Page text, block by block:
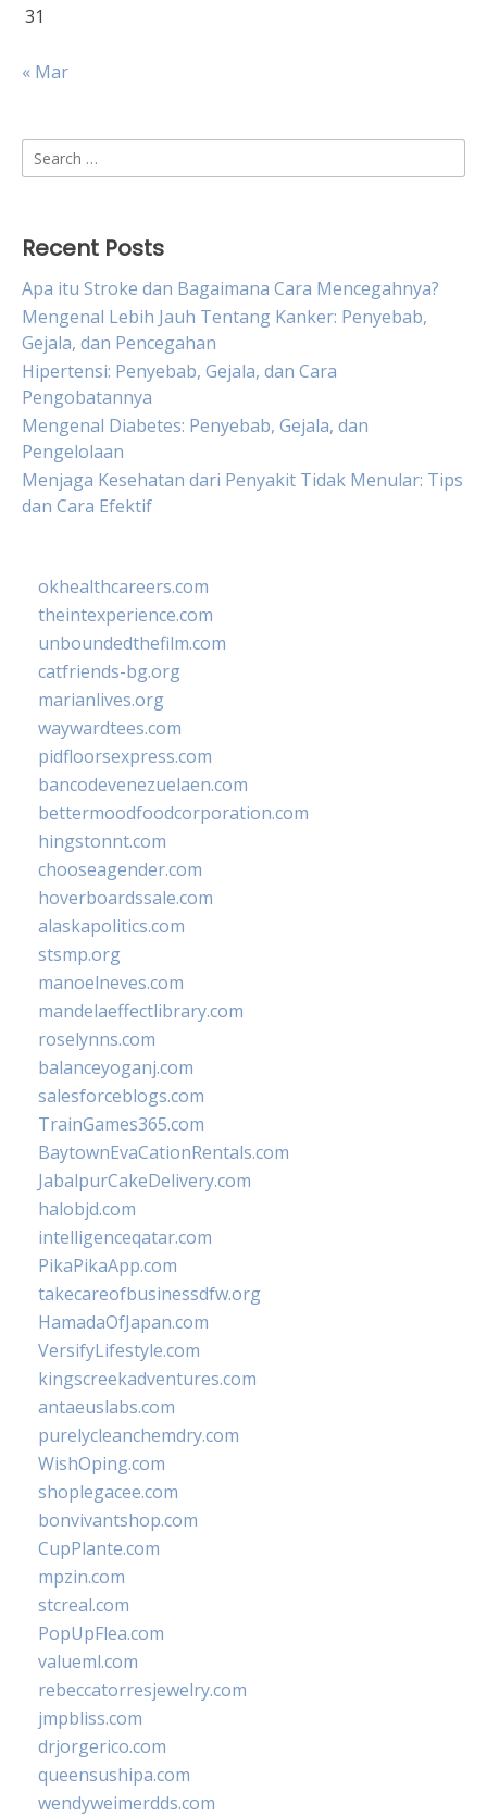
31
« Mar
Search
for:
Recent Posts
Apa itu Stroke dan Bagaimana Cara Mencegahnya?
Mengenal Lebih Jauh Tentang Kanker: Penyebab,
Gejala, dan Pencegahan
Hipertensi: Penyebab, Gejala, dan Cara
Pengobatannya
Mengenal Diabetes: Penyebab, Gejala, dan
Pengelolaan
Menjaga Kesehatan dari Penyakit Tidak Menular: Tips
dan Cara Efektif
okhealthcareers.com
theintexperience.com
unboundedthefilm.com
catfriends-bg.org
marianlives.org
waywardtees.com
pidfloorsexpress.com
bancodevenezuelaen.com
bettermoodfoodcorporation.com
hingstonnt.com
chooseagender.com
hoverboardssale.com
alaskapolitics.com
stsmp.org
manoelneves.com
mandelaeffectlibrary.com
roselynns.com
balanceyoganj.com
salesforceblogs.com
TrainGames365.com
BaytownEvaCationRentals.com
JabalpurCakeDelivery.com
halobjd.com
intelligenceqatar.com
PikaPikaApp.com
takecareofbusinessdfw.org
HamadaOfJapan.com
VersifyLifestyle.com
kingscreekadventures.com
antaeuslabs.com
purelycleanchemdry.com
WishOping.com
shoplegacee.com
bonvivantshop.com
CupPlante.com
mpzin.com
stcreal.com
PopUpFlea.com
valueml.com
rebeccatorresjewelry.com
jmpbliss.com
drjorgerico.com
queensushipa.com
wendyweimerdds.com